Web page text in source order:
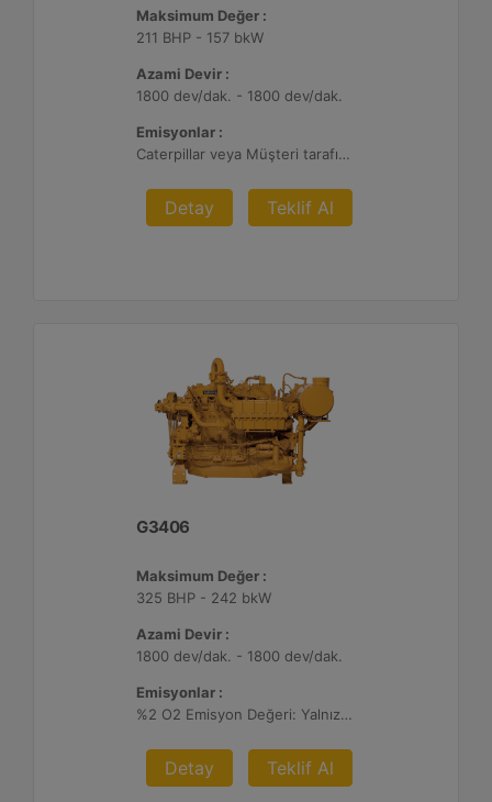
Maksimum Değer :
211 BHP - 157 bkW
Azami Devir :
1800 dev/dak. - 1800 dev/dak.
Emisyonlar :
Caterpillar veya Müşteri tarafından sağlanan AFRC ve Atık Arıtma ile 0,1 g ve 0,5 g/bhp-sa. NOx
Detay Teklif Al
G3406
Maksimum Değer :
325 BHP - 242 bkW
Azami Devir :
1800 dev/dak. - 1800 dev/dak.
Emisyonlar :
%2 O2 Emisyon Değeri: Yalnızca İhracat
Detay Teklif Al